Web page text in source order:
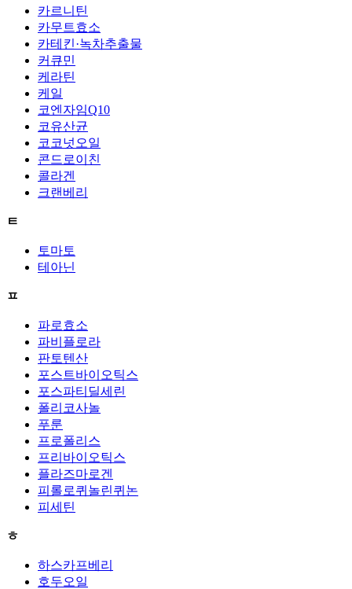
카르니틴
카무트효소
카테킨·녹차추출물
커큐민
케라틴
케일
코엔자임Q10
코유산균
코코넛오일
콘드로이친
콜라겐
크랜베리
ㅌ
토마토
테아닌
ㅍ
파로효소
파비플로라
판토텐산
포스트바이오틱스
포스파티딜세린
폴리코사놀
푸룬
프로폴리스
프리바이오틱스
플라즈마로겐
피롤로퀴놀린퀴논
피세틴
ㅎ
하스카프베리
호두오일